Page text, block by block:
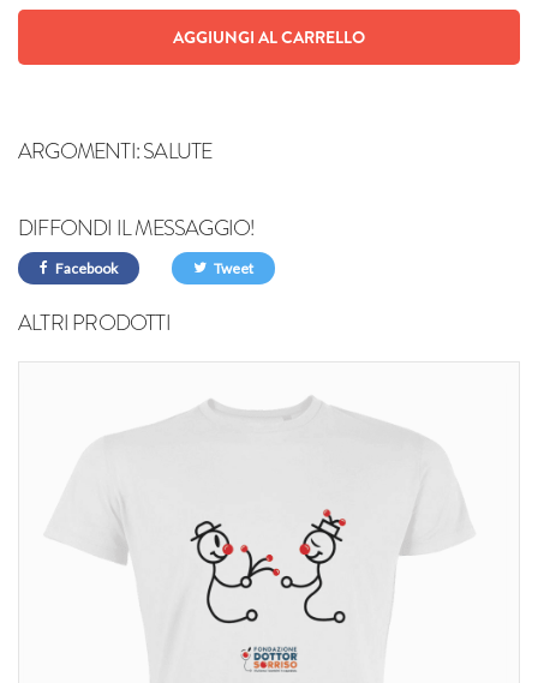
AGGIUNGI AL CARRELLO
ARGOMENTI:SALUTE
DIFFONDI IL MESSAGGIO!
Facebook Tweet
ALTRI PRODOTTI